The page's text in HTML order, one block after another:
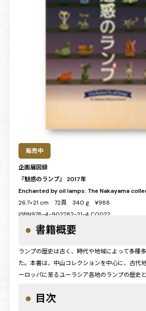
販売中
企画展図録
『魅惑のランプ』 2017年
Enchanted by oil lamps: The Nakayama
26.7×21 cm 72頁 340 g ¥988
ISBN978-4-902282-21-4 C0022
書籍概要
ランプの歴史は古く、時代や地域によって多種
た。本書は、中山コレクションを中心に、古代
ーロッパに至るユーラシア各地のランプの歴史
目次